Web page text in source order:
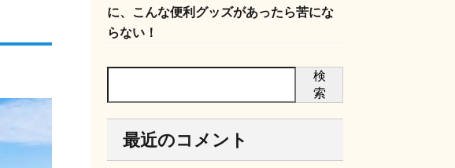
に、こんな便利グッズがあったら苦にな
らない！
検
索
最近のコメント